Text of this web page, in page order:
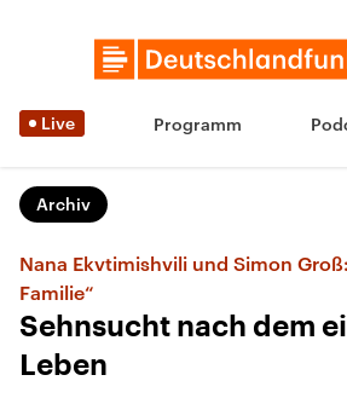
Live Programm
Archiv
Nana Ekvtimishvili und Simon
Familie“
Sehnsucht nach dem
Leben